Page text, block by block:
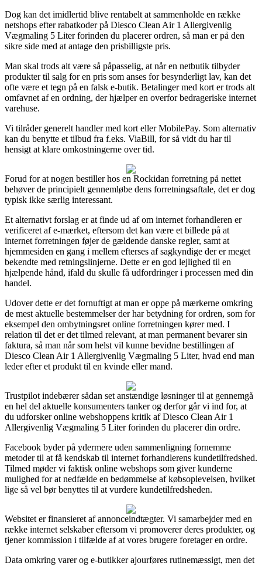
Dog kan det imidlertid blive rentabelt at sammenholde en række
netshops efter rabatkoder på Diesco Clean Air 1 Allergivenlig
Vægmaling 5 Liter forinden du placerer ordren, så man er på den
sikre side med at antage den prisbilligste pris.
Man skal trods alt være så påpasselig, at når en netbutik tilbyder
produkter til salg for en pris som anses for besynderligt lav, kan det
ofte være et tegn på en falsk e-butik. Betalinger med kort er trods alt
omfavnet af en ordning, der hjælper en overfor bedrageriske internet
varehuse.
Vi tilråder generelt handler med kort eller MobilePay. Som alternativ
kan du benytte et tilbud fra f.eks. ViaBill, for så vidt du har til
hensigt at klare omkostningerne over tid.
Forud for at nogen bestiller hos en Rockidan forretning på nettet
behøver de principielt gennemløbe dens forretningsaftale, det er dog
typisk ikke særlig interessant.
Et alternativt forslag er at finde ud af om internet forhandleren er
verificeret af e-mærket, eftersom det kan være et billede på at
internet forretningen føjer de gældende danske regler, samt at
hjemmesiden en gang i mellem efterses af sagkyndige der er meget
bekendte med retningslinjerne. Dette er en god lejlighed til en
hjælpende hånd, ifald du skulle få udfordringer i processen med din
handel.
Udover dette er det fornuftigt at man er oppe på mærkerne omkring
de mest aktuelle bestemmelser der har betydning for ordren, som for
eksempel den ombytningsret online forretningen kører med. I
relation til det er det tilmed relevant, at man permanent bevarer sin
faktura, så man når som helst vil kunne bevidne bestillingen af
Diesco Clean Air 1 Allergivenlig Vægmaling 5 Liter, hvad end man
leder efter et produkt til en kvinde eller mand.
Trustpilot indebærer sådan set anstændige løsninger til at gennemgå
en hel del aktuelle konsumenters tanker og derfor går vi ind for, at
du udforsker online webshoppens kritik af Diesco Clean Air 1
Allergivenlig Vægmaling 5 Liter forinden du placerer din ordre.
Facebook byder på ydermere uden sammenligning fornemme
metoder til at få kendskab til internet forhandlerens kundetilfredshed.
Tilmed møder vi faktisk online webshops som giver kunderne
mulighed for at nedfælde en bedømmelse af købsoplevelsen, hvilket
lige så vel bør benyttes til at vurdere kundetilfredsheden.
Websitet er finansieret af annonceindtægter. Vi samarbejder med en
række internet selskaber eftersom vi promoverer deres produkter, og
tjener kommission i tilfælde af at vores brugere foretager en ordre.
Data omkring varer og e-butikker ajourføres rutinemæssigt, men det